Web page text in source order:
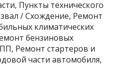
Пункты технического
/ Схождение, Ремонт
климатических
бензиновых
Ремонт стартеров и
части автомобиля,